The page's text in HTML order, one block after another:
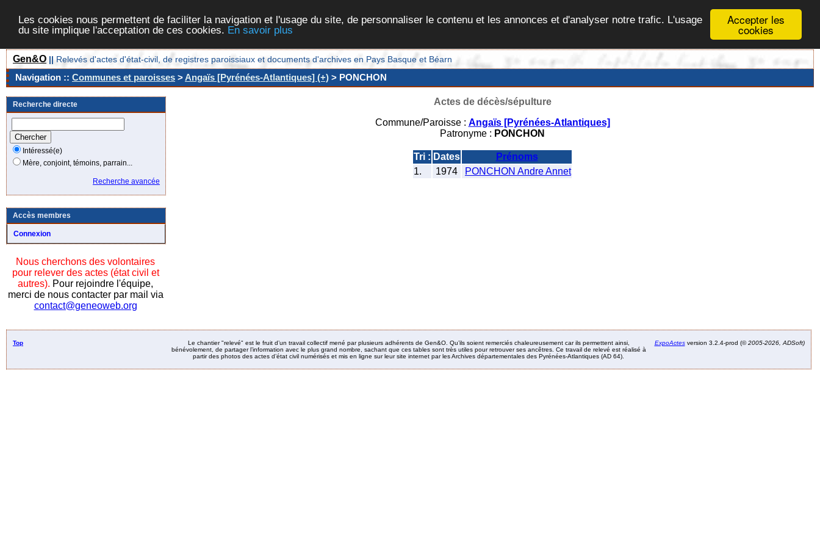
Accepter les
cookies
Les cookies nous permettent de faciliter la navigation et l'usage du site, de personnaliser le contenu et les annonces et d'analyser notre trafic. L'usage
du site implique l'acceptation de ces cookies. En savoir plus
Gen&O || Relevés d'actes d'état-civil, de registres paroissiaux et documents d'archives en Pays Basque et Béarn
Navigation :: Communes et paroisses >Angaïs [Pyrénées-Atlantiques] (+) > PONCHON
Recherche directe
Intéressé(e)
Mère, conjoint, témoins, parrain...
Recherche avancée
Accès membres
Connexion
Nous cherchons des volontaires
pour relever des actes (état civil et
autres). Pour rejoindre l'équipe,
merci de nous contacter par mail via
contact@geneoweb.org
Actes de décès/sépulture
Commune/Paroisse : Angaïs [Pyrénées-Atlantiques]
Patronyme : PONCHON
Tri : Dates
Prénoms
1.
1974 PONCHON Andre Annet
Top
Le chantier "relevé" est le fruit d’un travail collectif mené par plusieurs adhérents de Gen&O. Qu’ils soient remerciés chaleureusement car ils permettent ainsi,
bénévolement, de partager l’information avec le plus grand nombre, sachant que ces tables sont très utiles pour retrouver ses ancêtres. Ce travail de relevé est réalisé à
partir des photos des actes d’état civil numérisés et mis en ligne sur leur site internet par les Archives départementales des Pyrénées-Atlantiques (AD 64).
ExpoActesversion 3.2.4-prod (©2005-2026, ADSoft)